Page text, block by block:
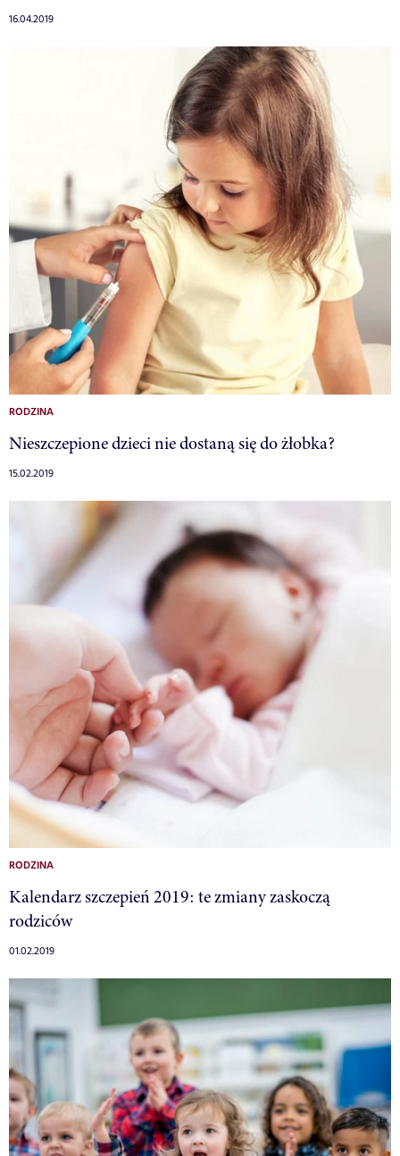
16.04.2019
RODZINA
Nieszczepione dzieci nie dostaną się do żłobka?
15.02.2019
RODZINA
Kalendarz szczepień 2019: te zmiany zaskoczą
rodziców
01.02.2019